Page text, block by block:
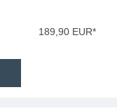
189,90 EUR*